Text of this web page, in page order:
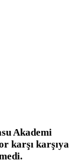
Akademi
karşı karşıya